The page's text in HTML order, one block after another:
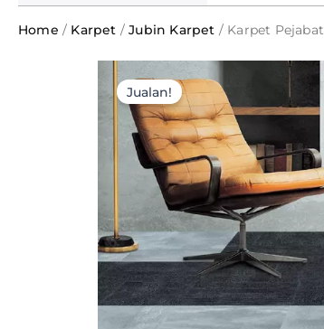
Home / Karpet /Jubin Karpet / Karpet
Jualan!